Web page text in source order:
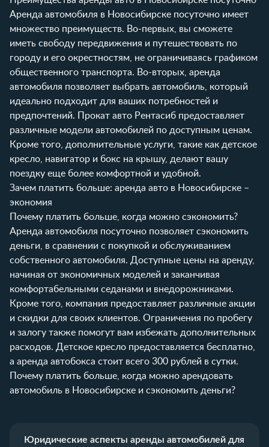
Аренда автомобиля в Новосибирске посуточно имеет
множество преимуществ. Во-первых, вы сможете
иметь свободу передвижения и путешествовать по
городу и его окрестностям, не ограничиваясь графиком
общественного транспорта. Во-вторых, аренда
автомобиля позволяет выбрать автомобиль, который
идеально подходит для ваших потребностей и
предпочтений. Прокат авто Рентасиб предоставляет
различные модели автомобилей по доступным ценам.
Кроме того, дополнительные услуги, такие как детское
кресло, навигатор и бокс на крышу, делают вашу
поездку еще более комфортной и удобной.
Зачем платить больше: аренда авто в Новосибирске –
экономия
Почему платить больше, когда можно сэкономить?
Аренда автомобиля посуточно позволяет сэкономить
деньги, в сравнении с покупкой и обслуживанием
собственного автомобиля. Доступные цены на аренду,
начиная от экономичных моделей и заканчивая
комфортабельными седанами и внедорожниками.
Кроме того, компания предоставляет различные акции
и скидки для своих клиентов. Ограничения по пробегу
и залогу также помогут вам избежать дополнительных
расходов. Детское кресло предоставляется бесплатно,
а аренда автобокса стоит всего 300 рублей в сутки.
Почему платить больше, когда можно арендовать
автомобиль в Новосибирске и сэкономить деньги?
Юридические аспекты аренды автомобилей для